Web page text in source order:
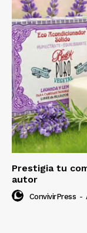
Prestigia tu
autor
ConvivirPress -